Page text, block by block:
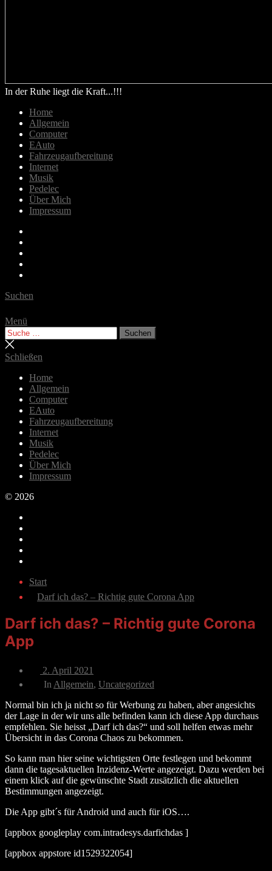
In der Ruhe liegt die Kraft...!!!
Home
Allgemein
Computer
EAuto
Fahrzeugaufbereitung
Internet
Musik
Pedelec
Über Mich
Impressum
Suchen
Menü
Suchen
nach:
Suchen
Suche
schließen
Schließen
Home
Allgemein
Computer
EAuto
Fahrzeugaufbereitung
Internet
Musik
Pedelec
Über Mich
Impressum
© 2026
Start
Darf ich das? – Richtig gute Corona App
Darf ich das? – Richtig gute Corona
App
Veröffentlichungsdatum
2. April 2021
Beitragskategorien
In Allgemein, Uncategorized
Normal bin ich ja nicht so für Werbung zu haben, aber angesichts
der Lage in der wir uns alle befinden kann ich diese App durchaus
empfehlen. Sie heisst „Darf ich das?“ und soll helfen etwas mehr
Übersicht in das Corona Chaos zu bekommen.
So kann man hier seine wichtigsten Orte festlegen und bekommt
dann die tagesaktuellen Inzidenz-Werte angezeigt. Dazu werden bei
einem klick auf die gewünschte Stadt zusätzlich die aktuellen
Bestimmungen angezeigt.
Die App gibt´s für Android und auch für iOS….
[appbox googleplay com.intradesys.darfichdas ]
[appbox appstore id1529322054]